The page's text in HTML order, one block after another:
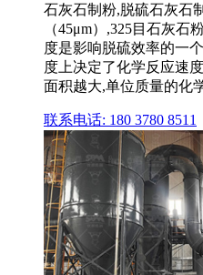
石灰石制粉,脱硫石灰石
（45μm）,325目石灰
度是影响脱硫效率的一
度上决定了化学反应速
面积越大,单位质量的化
联系电话: 180 3780 8511